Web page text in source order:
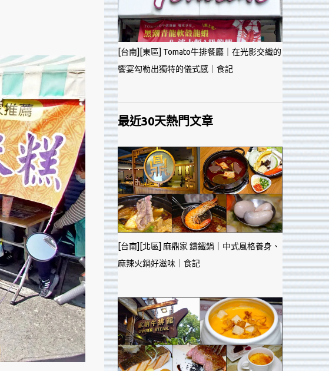
[台南][東區] Tomato牛排餐廳｜在光影交織的
饗宴勾勒出獨特的儀式感｜食記
最近30天熱門文章
[台南][北區] 麻鼎家 鑄鐵鍋｜中式風格養身、
麻辣火鍋好滋味｜食記